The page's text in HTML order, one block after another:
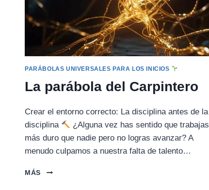
PARÁBOLAS UNIVERSALES PARA LOS INICIOS
La parábola del Carpintero
Crear el entorno correcto: La disciplina antes de la
disciplina
¿Alguna vez has sentido que trabajas
más duro que nadie pero no logras avanzar? A
menudo culpamos a nuestra falta de talento…
MÁS
LA